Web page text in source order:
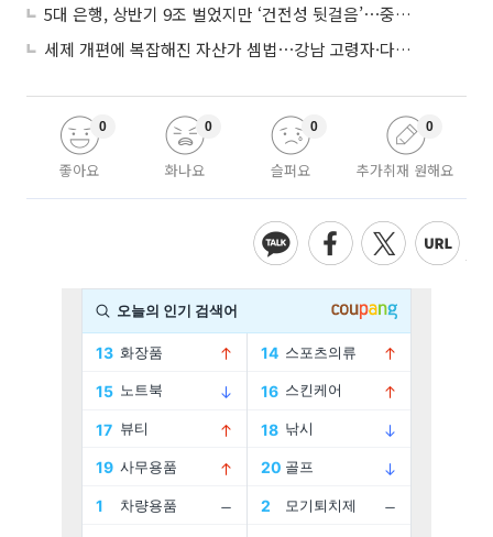
5대 은행, 상반기 9조 벌었지만 ‘건전성 뒷걸음’⋯중기대출 문턱 높아지나
세제 개편에 복잡해진 자산가 셈법⋯강남 고령자·다주택자 ‘자산재편 고심’
좋아요
0
화나요
0
슬퍼요
0
추가취재 원해요
0